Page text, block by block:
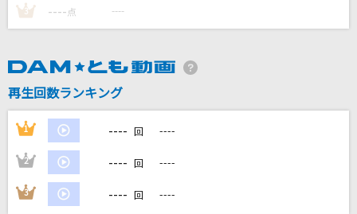
カラオケ最新情報をチェック！
3 ---- 点 ----
再生回数ランキング
1 ---- 回 ----
2 ---- 回 ----
3 ---- 回 ----